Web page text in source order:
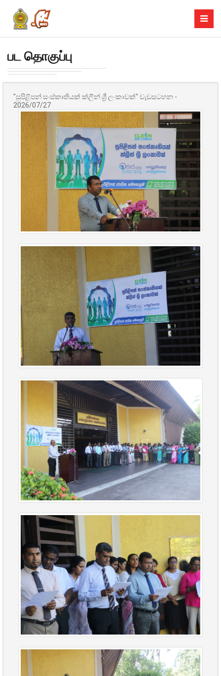
பட தொகுப்பு
"සුපිළිපන් සංස්කෘතියක් ක්ලීන් ශ්‍රී ලංකාවක්" වැඩසටහන -
2026/07/27